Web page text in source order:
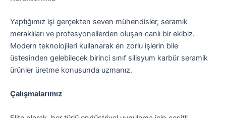
Yaptığımız işi gerçekten seven mühendisler, seramik
meraklıları ve profesyonellerden oluşan canlı bir ekibiz.
Modern teknolojileri kullanarak en zorlu işlerin bile
üstesinden gelebilecek birinci sınıf silisyum karbür seramik
ürünler üretme konusunda uzmanız.
Çalışmalarımız